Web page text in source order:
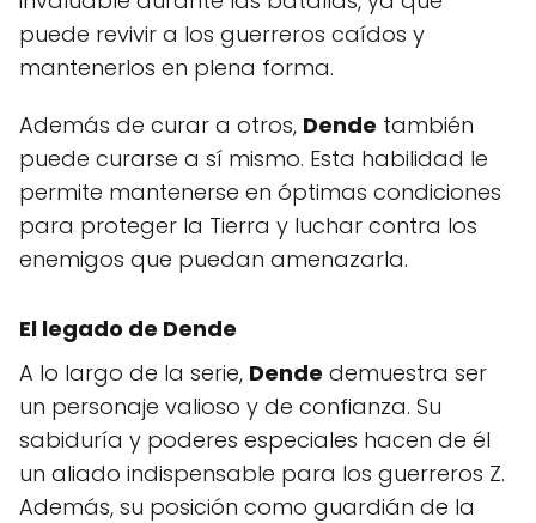
puede revivir a los guerreros caídos y
mantenerlos en plena forma.
Además de curar a otros, Dende también
puede curarse a sí mismo. Esta habilidad le
permite mantenerse en óptimas condiciones
para proteger la Tierra y luchar contra los
enemigos que puedan amenazarla.
El legado de Dende
A lo largo de la serie, Dende demuestra ser
un personaje valioso y de confianza. Su
sabiduría y poderes especiales hacen de él
un aliado indispensable para los guerreros Z.
Además, su posición como guardián de la